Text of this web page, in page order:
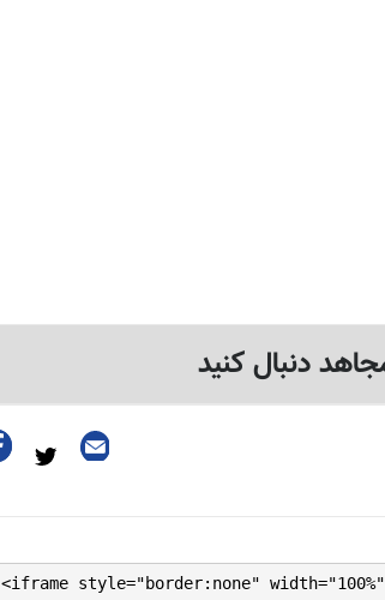
دنبال کنید
<iframe style="border:none"